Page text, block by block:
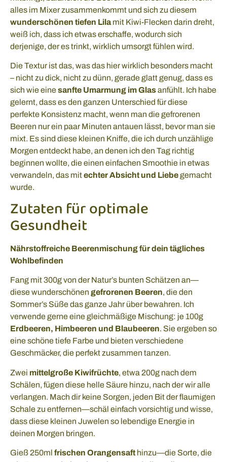
alles im Mixer zusammenkommt und sich zu diesem
wunderschönen tiefen Lilamit Kiwi-Flecken darin dreht,
weiß ich, dass ich etwas erschaffe, wodurch sich
derjenige, der es trinkt, wirklich umsorgt fühlen wird.
Die Textur ist das, was das hier wirklich besonders macht
– nicht zu dick, nicht zu dünn, gerade glatt genug, dass es
sich wie einesanfte Umarmung im Glasanfühlt. Ich habe
gelernt, dass es den ganzen Unterschied für diese
perfekte Konsistenz macht, wenn man die gefrorenen
Beeren nur ein paar Minuten antauen lässt, bevor man sie
mixt. Es sind diese kleinen Kniffe, die ich durch unzählige
Morgen entdeckt habe, an denen ich den Tag richtig
beginnen wollte, die einen einfachen Smoothie in etwas
verwandeln, das mitechter Absicht und Liebegemacht
wurde.
Zutaten für optimale
Gesundheit
Nährstoffreiche Beerenmischung für dein tägliches
Wohlbefinden
Fang mit 300g von der Natur’s bunten Schätzen an—
diese wunderschönen gefrorenen Beeren, die den
Sommer’s Süße das ganze Jahr über bewahren. Ich
verwende gerne eine gleichmäßige Mischung: je 100g
Erdbeeren, Himbeeren und Blaubeeren. Sie ergeben so
eine schöne tiefe Farbe und bieten verschiedene
Geschmäcker, die perfekt zusammen tanzen.
Zwei mittelgroße Kiwifrüchte, etwa 200g nach dem
Schälen, fügen diese helle Säure hinzu, nach der wir alle
verlangen. Mach dir keine Sorgen, jeden Bit der flaumigen
Schale zu entfernen—schäl einfach vorsichtig und wisse,
dass diese kleinen Juwelen so lebendige Energie in
deinen Morgen bringen.
Gieß 250ml frischen Orangensaft hinzu—die Sorte, die